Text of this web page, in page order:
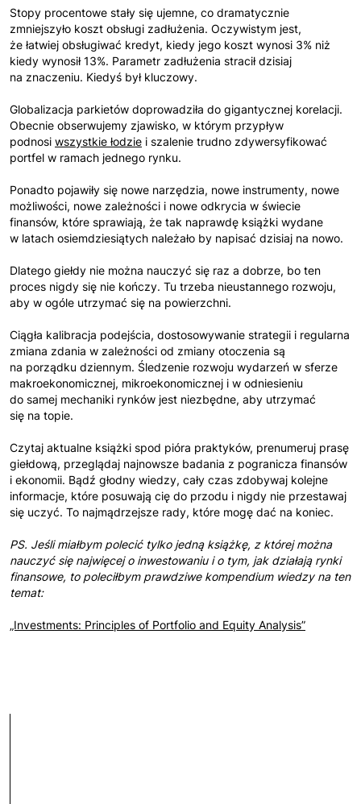
Stopy procentowe stały się ujemne, co dramatycznie
zmniejszyło koszt obsługi zadłużenia. Oczywistym jest,
że łatwiej obsługiwać kredyt, kiedy jego koszt wynosi 3% niż
kiedy wynosił 13%. Parametr zadłużenia stracił dzisiaj
na znaczeniu. Kiedyś był kluczowy.
Globalizacja parkietów doprowadziła do gigantycznej korelacji.
Obecnie obserwujemy zjawisko, w którym przypływ
podnosi wszystkie łodzie i szalenie trudno zdywersyfikować
portfel w ramach jednego rynku.
Ponadto pojawiły się nowe narzędzia, nowe instrumenty, nowe
możliwości, nowe zależności i nowe odkrycia w świecie
finansów, które sprawiają, że tak naprawdę książki wydane
w latach osiemdziesiątych należało by napisać dzisiaj na nowo.
Dlatego giełdy nie można nauczyć się raz a dobrze, bo ten
proces nigdy się nie kończy. Tu trzeba nieustannego rozwoju,
aby w ogóle utrzymać się na powierzchni.
Ciągła kalibracja podejścia, dostosowywanie strategii i regularna
zmiana zdania w zależności od zmiany otoczenia są
na porządku dziennym. Śledzenie rozwoju wydarzeń w sferze
makroekonomicznej, mikroekonomicznej i w odniesieniu
do samej mechaniki rynków jest niezbędne, aby utrzymać
się na topie.
Czytaj aktualne książki spod pióra praktyków, prenumeruj prasę
giełdową, przeglądaj najnowsze badania z pogranicza finansów
i ekonomii. Bądź głodny wiedzy, cały czas zdobywaj kolejne
informacje, które posuwają cię do przodu i nigdy nie przestawaj
się uczyć. To najmądrzejsze rady, które mogę dać na koniec.
PS. Jeśli miałbym polecić tylko jedną książkę, z której można
nauczyć się najwięcej o inwestowaniu i o tym, jak działają rynki
finansowe, to poleciłbym prawdziwe kompendium wiedzy na ten
temat:
„Investments: Principles of Portfolio and Equity Analysis”